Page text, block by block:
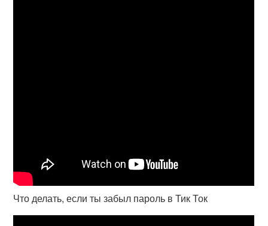
Что делать, если ты забыл пароль в Тик Ток